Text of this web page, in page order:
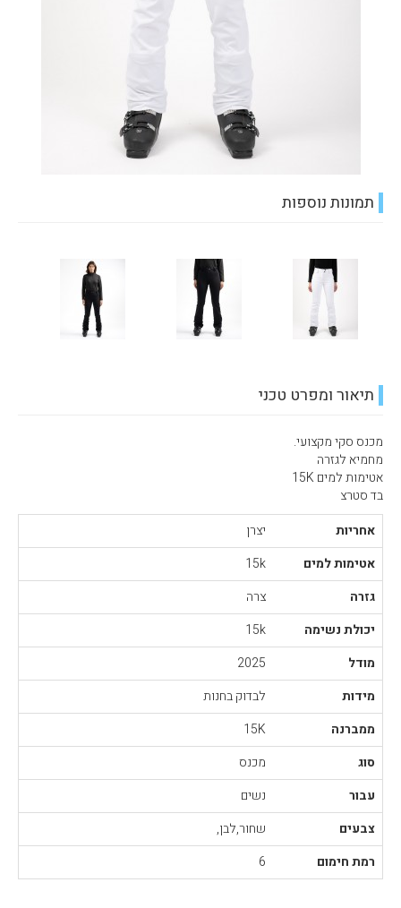
תמונות נוספות
תיאור ומפרט טכני
מכנס סקי מקצועי.
מחמיא לגזרה
אטימות למים 15K
בד סטרצ
אחריות
יצרן
אטימות למים
15k
גזרה
צרה
יכולת נשימה
15k
מודל
2025
מידות
לבדוק בחנות
ממברנה
15K
סוג
מכנס
עבור
נשים
צבעים
שחור,לבן,
רמת חימום
6